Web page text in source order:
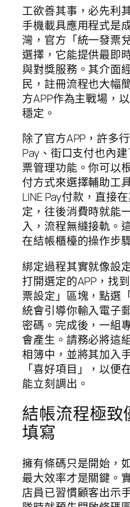
工欲善其事，必先利
手機載具應用程式是
灣，官方「統一發票
選擇，它能提供最即
與對獎服務。其介面
民，註冊流程也大幅
方APP作為主戰場，
穩定。
除了官方APP，許多
Pay、街口支付也內
票管理功能。你可以
付方式來選擇輔助工
LINE Pay付款，直接
定，往後消費時就能
入，流程無縫接軌。
在結帳櫃檯的操作步
綁定過程其實就像設
打開選定的APP，找
票設定」區塊，點選
統會引導你輸入電子
密碼。完成後，一組
會產生。請務必將這
相簿中，並將其加入
「喜好項目」，以便
能立刻調出。
結帳流程極致
填寫
擁有條碼只是開始，
最大效率才是關鍵。
店員已習慣顧客出示